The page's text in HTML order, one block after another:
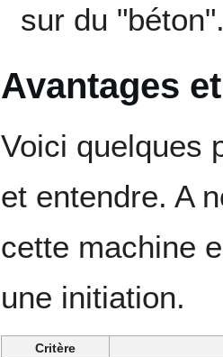
sur du
Avantages
Voici quelques
et entendre. A
cette machine
une initiation.
Critère